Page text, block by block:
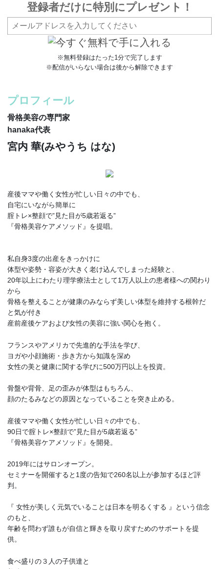
登録者だけに特別にプレゼント！
※無料登録はたった1分で完了します
※配信がいらない場合は後から解除できます
プロフィール
骨格美容の専門家
hanaka代表
宮内 華(みやうち はな)
産後ママや働く女性が忙しい日々の中でも、
自宅にいながら簡単に
腟トレ×整顔で”見た目が5歳若返る”
『骨格美容ケアメソッド』を提唱。
私自身3度の出産をきっかけに
体型や姿勢・容姿が大きく老け込んでしまった経験と、
20年以上にわたり理学療法士として1万人以上の患者様への関わり
から
骨格を整えることが健康のみならず美しい体型を維持する根幹だ
と気が付き
産前産後ケアおよび女性の美容に強い関心を抱く。
フランスやアメリカで先進的な手法を学び、
ヨガや小顔施術・歩き方から知識を深め
女性の美と健康に関する学びに500万円以上を投資。
骨盤や背骨、足の歪みが体型はもちろん、
顔のたるみなどの原因となっていることを突き止める。
産後ママや働く女性が忙しい日々の中でも、
90日で腟トレ×整顔で”見た目が5歳若返る”
『骨格美容ケアメソッド』を開発。
2019年にはサロンオープン。
セミナーを開催すると1度の告知で260名以上が参加するほど評
判。
『 女性が美しく元気でいることは日本を明るくする 』という信念
のもと、
年齢を問わず誰もが自信と輝きを取り戻すためのサポートを提
供。
食べ盛りの３人の子供達と